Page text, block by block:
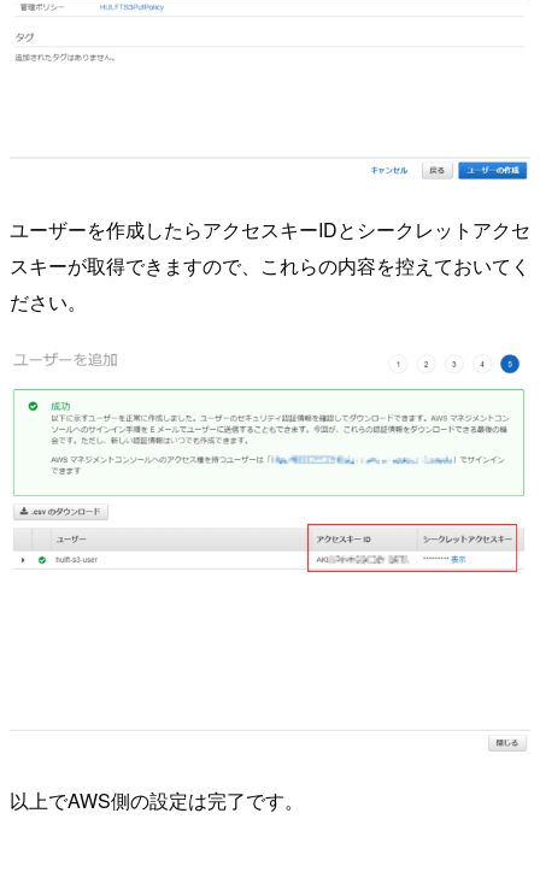
ユーザーを作成したらアクセスキーIDとシークレットアクセ
スキーが取得できますので、これらの内容を控えておいてく
ださい。
以上でAWS側の設定は完了です。